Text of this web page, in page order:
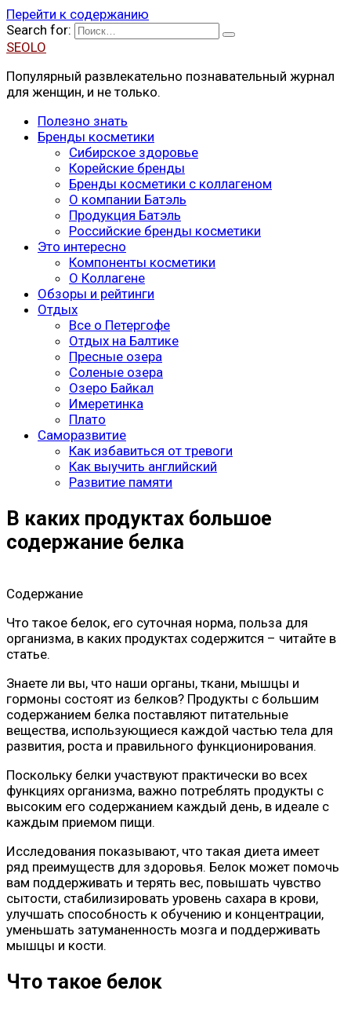
Перейти к содержанию
Search for:
SEOLO
Популярный развлекательно познавательный журнал
для женщин, и не только.
Полезно знать
Бренды косметики
Сибирское здоровье
Корейские бренды
Бренды косметики с коллагеном
О компании Батэль
Продукция Батэль
Российские бренды косметики
Это интересно
Компоненты косметики
О Коллагене
Обзоры и рейтинги
Отдых
Все о Петергофе
Отдых на Балтике
Пресные озера
Соленые озера
Озеро Байкал
Имеретинка
Плато
Саморазвитие
Как избавиться от тревоги
Как выучить английский
Развитие памяти
В каких продуктах большое
содержание белка
Содержание
Что такое белок, его суточная норма, польза для
организма, в каких продуктах содержится – читайте в
статье.
Знаете ли вы, что наши органы, ткани, мышцы и
гормоны состоят из белков? Продукты с большим
содержанием белка поставляют питательные
вещества, использующиеся каждой частью тела для
развития, роста и правильного функционирования.
Поскольку белки участвуют практически во всех
функциях организма, важно потреблять продукты с
высоким его содержанием каждый день, в идеале с
каждым приемом пищи.
Исследования показывают, что такая диета имеет
ряд преимуществ для здоровья. Белок может помочь
вам поддерживать и терять вес, повышать чувство
сытости, стабилизировать уровень сахара в крови,
улучшать способность к обучению и концентрации,
уменьшать затуманенность мозга и поддерживать
мышцы и кости.
Что такое белок